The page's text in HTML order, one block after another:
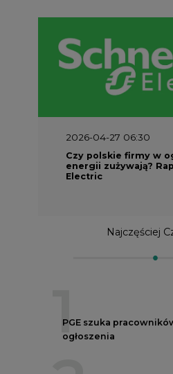
2026-04-27 06:30
Czy polskie firmy w
energii zużywają?
Electric
Najczęściej
1
PGE szuka
ogłoszenia